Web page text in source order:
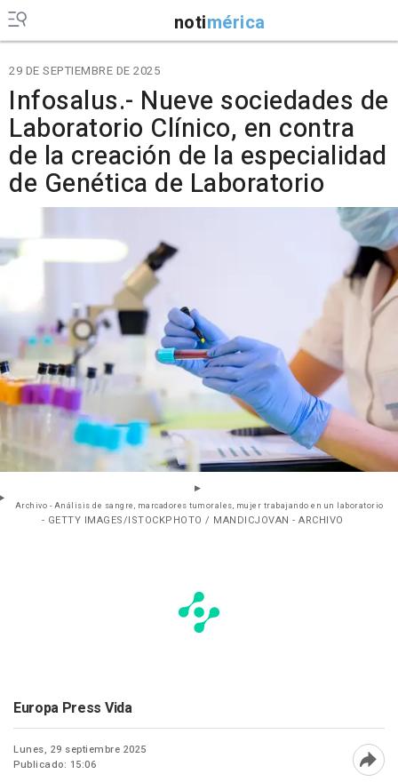
notimérica
29 DE SEPTIEMBRE DE 2025
Infosalus.- Nueve sociedades de
Laboratorio Clínico, en contra
de la creación de la especialidad
de Genética de Laboratorio
Archivo - Análisis de sangre, marcadores tumorales, mujer trabajando en un laboratorio
- GETTY IMAGES/ISTOCKPHOTO / MANDICJOVAN - ARCHIVO
Europa Press Vida
Lunes, 29 septiembre 2025
Publicado: 15:06